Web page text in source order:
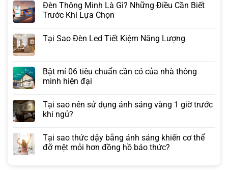
Đèn Thông Minh Là Gì? Những Điều Cần Biết
Trước Khi Lựa Chọn
Tại Sao Đèn Led Tiết Kiệm Năng Lượng
Bật mí 06 tiêu chuẩn cần có của nhà thông
minh hiện đại
Tại sao nên sử dụng ánh sáng vàng 1 giờ trước
khi ngủ?
Tại sao thức dậy bằng ánh sáng khiến cơ thể
đỡ mệt mỏi hơn đồng hồ báo thức?